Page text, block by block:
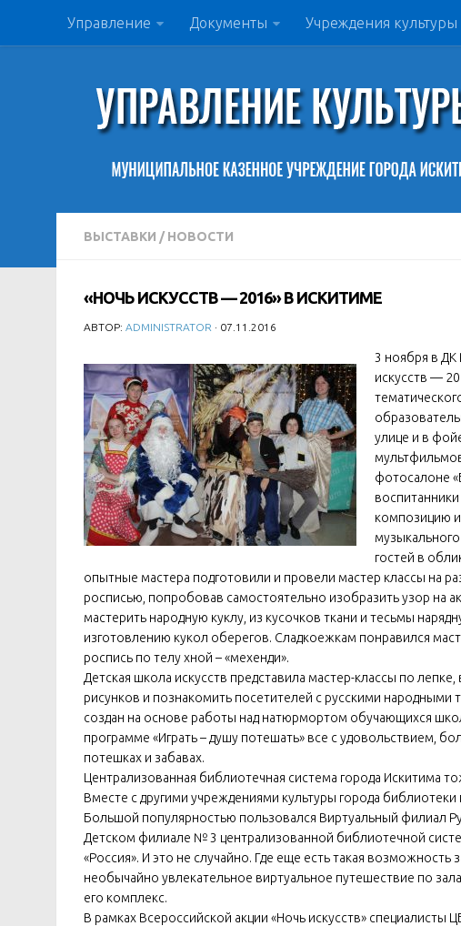
Управление Документы Учреждения культуры
ВЫСТАВКИ / НОВОСТИ
«НОЧЬ ИСКУССТВ — 2016» В ИСКИТИМЕ
АВТОР: ADMINISTRATOR · 07.11.2016
3 ноября в ДК
искусств —
улице и в
фотосалоне
композицию
гостей в
опытные мастера подготовили и провели мастер классы на
росписью, попробовав самостоятельно изобразить узор на
мастерить народную куклу, из кусочков ткани и тесьмы
изготовлению кукол оберегов. Сладкоежкам понравился
роспись по телу хной – «мехенди».
Детская школа искусств представила мастер-классы по
рисунков и познакомить посетителей с русскими
создан на основе работы над натюрмортом обучающихся
программе «Играть – душу потешать» все с удовольствием,
потешках и забавах.
Централизованная библиотечная система города Искитима
Вместе с другими учреждениями культуры города
Большой популярностью пользовался Виртуальный филиал
Детском филиале № 3 централизованной библиотечной
«Россия». И это не случайно. Где еще есть такая
необычайно увлекательное виртуальное путешествие по
его комплекс.
В рамках Всероссийской акции «Ночь искусств» специалисты